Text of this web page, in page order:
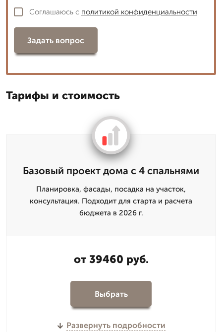
Соглашаюсь с политикой конфиденциальности
Задать вопрос
Тарифы и стоимость
Базовый проект дома с 4 спальнями
Планировка, фасады, посадка на участок,
консультация. Подходит для старта и расчета
бюджета в 2026 г.
от 39460 руб.
Выбрать
Развернуть подробности